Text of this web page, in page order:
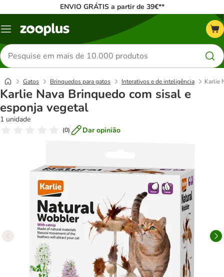
ENVIO GRÁTIS a partir de 39€**
Menu
Pesquisar
produtos
Gatos Brinquedos para gatos Interativos e de inteligência Karlie
Karlie Nava Brinquedo com sisal e
esponja vegetal
1 unidade
(0) Dar opinião